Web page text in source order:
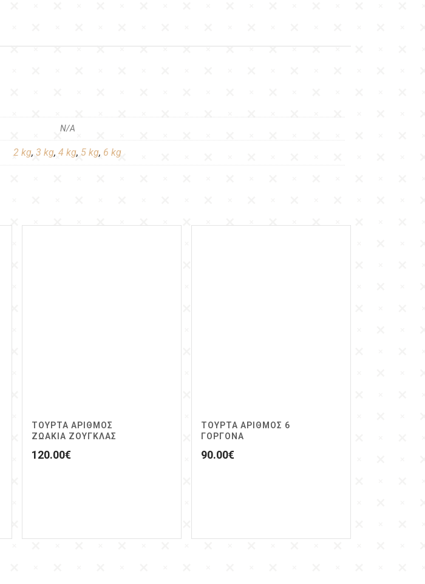
N/A
2 kg, 3 kg, 4 kg, 5 kg, 6 kg
ΤΟΥΡΤΑ ΑΡΙΘΜΟΣ
ΖΩΆΚΙΑ ΖΟΥΓΚΛΑΣ
120.00€
ΤΟΥΡΤΑ ΑΡΙΘΜΟΣ 6
ΓΟΡΓΟΝΑ
90.00€